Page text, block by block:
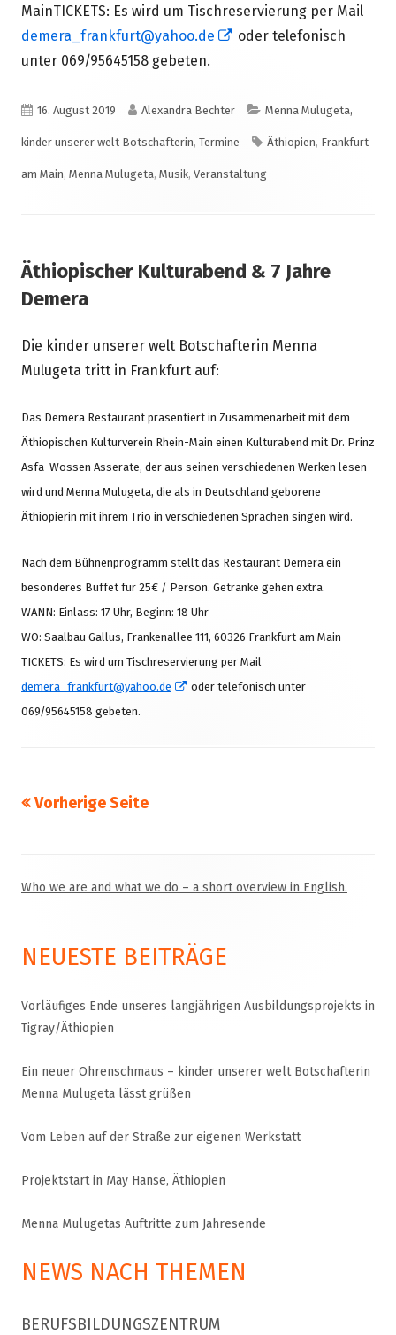
MainTICKETS: Es wird um Tischreservierung per Mail
demera_frankfurt@yahoo.de
In
öffnen
oder telefonisch
unter 069/95645158 gebeten.
Veröffentlicht
am
16. August 2019 Autor
Alexandra Bechter Kategorien
Menna Mulugeta,
kinder unserer welt Botschafterin, Termine Schlagwörter
Äthiopien, Frankfurt
am Main, Menna Mulugeta, Musik, Veranstaltung
Äthiopischer Kulturabend & 7 Jahre
Demera
Die kinder unserer welt Botschafterin Menna
Mulugeta tritt in Frankfurt auf:
Das Demera Restaurant präsentiert in Zusammenarbeit mit dem
Äthiopischen Kulturverein Rhein-Main einen Kulturabend mit Dr. Prinz
Asfa-Wossen Asserate, der aus seinen verschiedenen Werken lesen
wird und Menna Mulugeta, die als in Deutschland geborene
Äthiopierin mit ihrem Trio in verschiedenen Sprachen singen wird.
Nach dem Bühnenprogramm stellt das Restaurant Demera ein
besonderes Buffet für 25€ / Person. Getränke gehen extra.
WANN: Einlass: 17 Uhr, Beginn: 18 Uhr
WO: Saalbau Gallus, Frankenallee 111, 60326 Frankfurt am Main
TICKETS: Es wird um Tischreservierung per Mail
demera_frankfurt@yahoo.de
In
oder telefonisch unter
069/95645158 gebeten.
Seitennummerierung
Beiträge
Vorherige Seite
Haupt-
Who we are and what we do – a short overview in English.
NEUESTE BEITRÄGE
Vorläufiges Ende unseres langjährigen Ausbildungsprojekts in
Tigray/Äthiopien
Ein neuer Ohrenschmaus – kinder unserer welt Botschafterin
Menna Mulugeta lässt grüßen
Vom Leben auf der Straße zur eigenen Werkstatt
Projektstart in May Hanse, Äthiopien
Menna Mulugetas Auftritte zum Jahresende
NEWS NACH THEMEN
BERUFSBILDUNGSZENTRUM